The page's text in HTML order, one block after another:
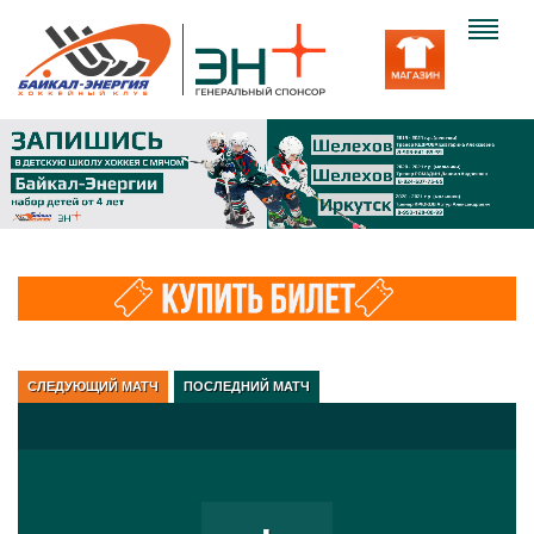
Клуб
Команда
Медиа
Вход
СЛЕДУЮЩИЙ МАТЧ ПОСЛЕДНИЙ МАТЧ